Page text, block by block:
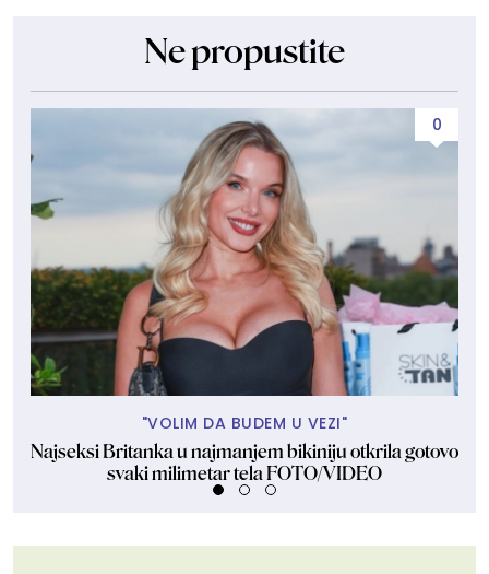
Ne propustite
0
"VOLIM DA BUDEM U VEZI"
Najseksi Britanka u najmanjem bikiniju otkrila gotovo
svaki milimetar tela FOTO/VIDEO